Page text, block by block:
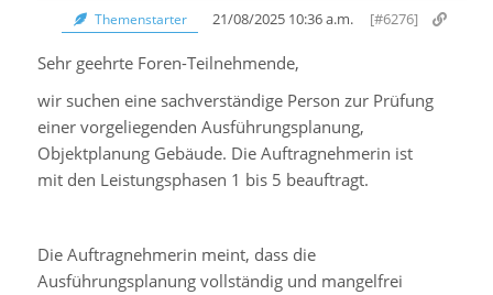
Themenstarter 21/08/2025 10:36 a.m. [#6276]
Sehr geehrte Foren-Teilnehmende,
wir suchen eine sachverständige Person zur Prüfung
einer vorgeliegenden Ausführungsplanung,
Objektplanung Gebäude. Die Auftragnehmerin ist
mit den Leistungsphasen 1 bis 5 beauftragt.
Die Auftragnehmerin meint, dass die
Ausführungsplanung vollständig und mangelfrei